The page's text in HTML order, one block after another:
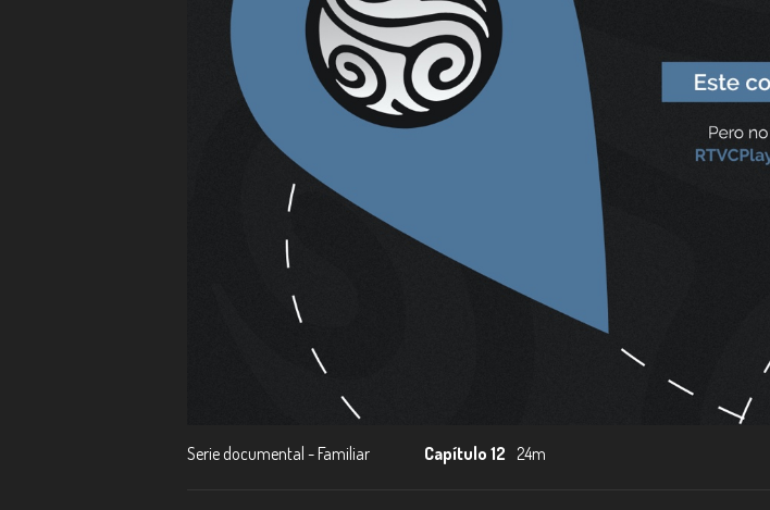
Serie documental - Familiar Capítulo 12 24m